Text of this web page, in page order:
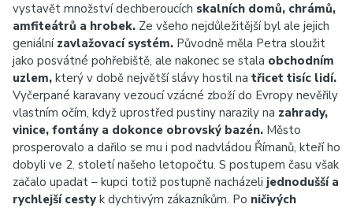
vystavět množství dechberoucích skalních domů, chrámů,
amfiteátrů a hrobek. Ze všeho nejdůležitější byl ale jejich
geniální zavlažovací systém. Původně měla Petra sloužit
jako posvátné pohřebiště, ale nakonec se stala obchodním
uzlem, který v době největší slávy hostil na třicet tisíc lidí.
Vyčerpané karavany vezoucí vzácné zboží do Evropy nevěřily
vlastním očím, když uprostřed pustiny narazily na zahrady,
vinice, fontány a dokonce obrovský bazén. Město
prosperovalo a dařilo se mu i pod nadvládou Římanů, kteří ho
dobyli ve 2. století našeho letopočtu. S postupem času však
začalo upadat – kupci totiž postupně nacházeli jednodušší a
rychlejší cesty k dychtivým zákazníkům. Po ničivých